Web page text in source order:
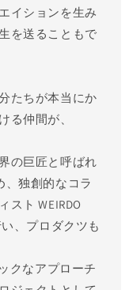
イションを生み
を送ることもで
たちが本当にか
る仲間が、
の巨匠と呼ばれ
、独創的なコラ
ト WEIRDO
、プロダクツも
クなアプローチ